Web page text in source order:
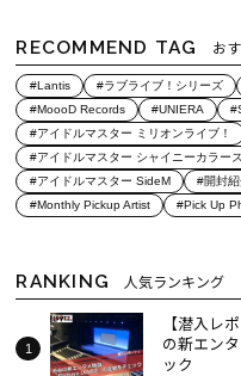
RECOMMEND TAG お
#Lantis #ラブライブ！シリーズ
#MoooD Records
#UNIERA
#アイドルマスター ミリオンライブ！
#アイドルマスター シャイニーカラー
#アイドルマスター SideM
#開封
#Monthly Pickup Artist
#Pick Up
RANKING 人気ランキング
【潜入レ
の新エン
ック